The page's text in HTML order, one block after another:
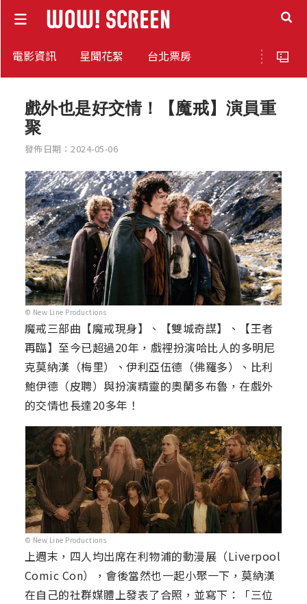
電影資訊 星聞花絮 台北票房
戲外也是好交情！【魔戒】演員重
聚
發佈日期：2024-05-06
© New Line Productions
魔戒三部曲【魔戒現身】、【雙城奇謀】、【王者
再臨】至今已超過20年，戲裡扮演哈比人的多明尼
克莫納漢（梅里）、伊利亞伍德（佛羅多）、比利
鮑伊德（皮聘）與扮演精靈的奧蘭多布魯，在戲外
的交情也長達20多年！
© New Line Productions
上週末，四人均出席在利物浦的動漫展（Liverpool
Comic Con），會後當然也一起小聚一下，莫納漢
在自己的社群媒體上發表了合照，並寫下：「三位